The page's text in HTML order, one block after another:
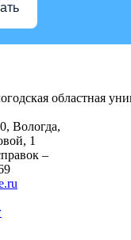
областная
Вологда,
1
–